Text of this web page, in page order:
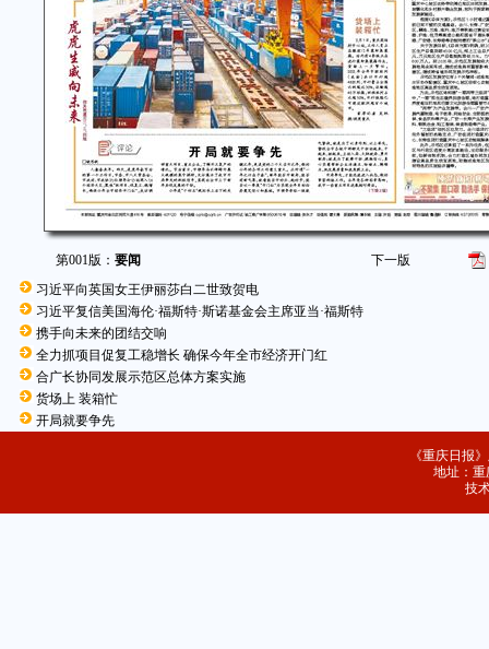
第001版：要闻
下一版
习近平向英国女王伊丽莎白二世致贺电
习近平复信美国海伦·福斯特·斯诺基金会主席亚当·福斯特
携手向未来的团结交响
全力抓项目促复工稳增长 确保今年全市经济开门红
合广长协同发展示范区总体方案实施
货场上 装箱忙
开局就要争先
《重庆日报
地址：重
技